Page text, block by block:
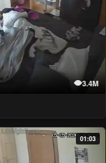
3.4M
01:03